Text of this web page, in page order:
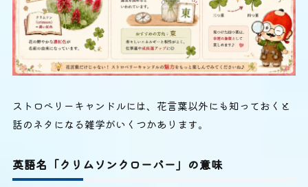
ストロベリーキャンドルには、花言葉以外にも知っておくと
話のネタになる雑学がいくつかあります。
英語名「クリムソンクローバー」の意味